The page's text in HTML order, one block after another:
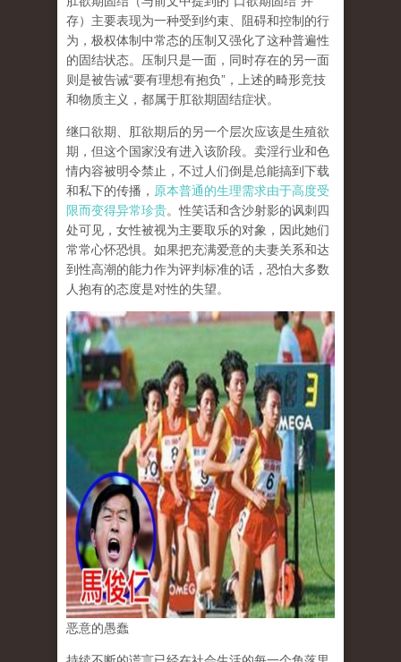
存）主要表现为一种受到约束、阻碍和控制的行
为，极权体制中常态的压制又强化了这种普遍性
的固结状态。压制只是一面，同时存在的另一面
则是被告诫“要有理想有抱负” ，上述的畸形竞技
和物质主义，都属于肛欲期固结症状。
继口欲期、肛欲期后的另一个层次应该是生殖欲
期 ，但这个国家没有进入该阶段。卖淫行业和色
情内容被明令禁止，不过人们倒是总能搞到下载
和私下的传播， 原本普通的生理需求由于高度受
限而变得异常珍贵。性笑话和含沙射影的讽刺四
处可见，女性被视为主要取乐的对象，因此她们
常常心怀恐惧。如果把充满爱意的夫妻关系和达
到性高潮的能力作为评判标准的话，恐怕大多数
人抱有的态度是对性的失望。
恶意的愚蠢